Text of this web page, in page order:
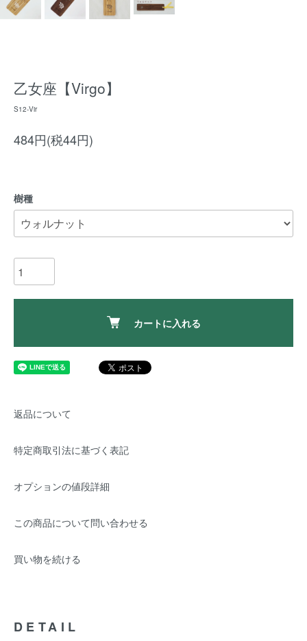
乙女座【Virgo】
S12-Vir
484円(税44円)
樹種
カートに入れる
返品について
特定商取引法に基づく表記
オプションの値段詳細
この商品について問い合わせる
買い物を続ける
DETAIL